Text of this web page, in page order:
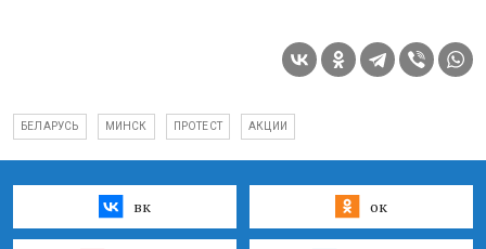
БЕЛАРУСЬ МИНСК ПРОТЕСТ АКЦИИ
вк ок